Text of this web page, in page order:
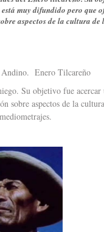
muy difundido pero que
aspectos de la cultura
Andino. Enero Tilcareño
Su objetivo fue acercar
sobre aspectos de la